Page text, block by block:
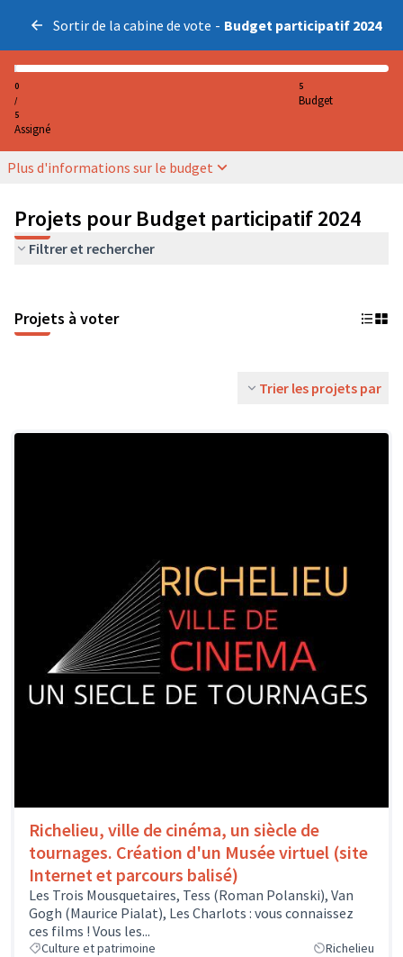
Sortir de la cabine de vote - Budget participatif 2024
0
/
5
Assigné
5
Budget
Plus d'informations sur le budget
Projets pour Budget participatif 2024
Filtrer et rechercher
Projets à voter
Trier les projets par
Richelieu, ville de cinéma, un siècle de
tournages. Création d'un Musée virtuel (site
Internet et parcours balisé)
Les Trois Mousquetaires, Tess (Roman Polanski), Van
Gogh (Maurice Pialat), Les Charlots : vous connaissez
ces films ! Vous les...
Culture et patrimoine Richelieu